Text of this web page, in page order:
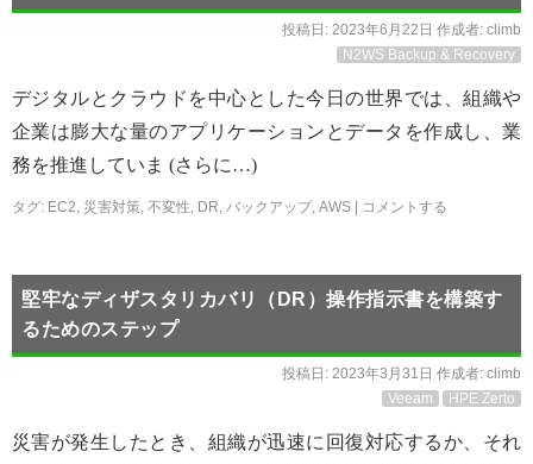
投稿日: 2023年6月22日 作成者: climb
N2WS Backup & Recovery
デジタルとクラウドを中心とした今日の世界では、組織や
企業は膨大な量のアプリケーションとデータを作成し、業
務を推進していま (さらに…)
タグ: EC2, 災害対策, 不変性, DR, バックアップ, AWS コメントする
堅牢なディザスタリカバリ（DR）操作指示書を構築す
るためのステップ
投稿日: 2023年3月31日 作成者: climb
Veeam
HPE Zerto
災害が発生したとき、組織が迅速に回復対応するか、それ